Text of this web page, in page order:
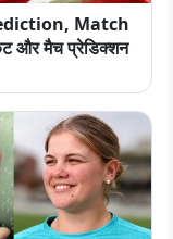
Match
और मैच प्रेडिक्शन